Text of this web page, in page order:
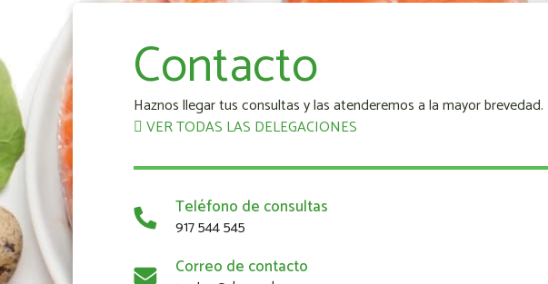
Contacto
Haznos llegar tus consultas y las atenderemos a la mayor brevedad.
VER TODAS LAS DELEGACIONES
Teléfono de consultas
917 544 545
Correo de contacto